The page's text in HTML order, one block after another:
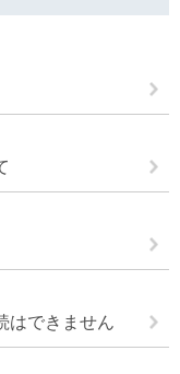
はできません